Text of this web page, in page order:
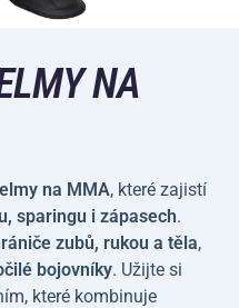
NA
na MMA, které zajistí
sparingu i zápasech.
zubů, rukou a těla,
bojovníky. Užijte si
které kombinuje